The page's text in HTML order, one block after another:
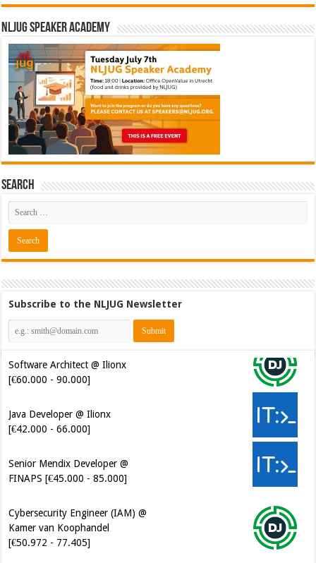
NLJUG Speaker Academy
Search
Subscribe to the NLJUG Newsletter
Software Architect @ Ilionx
[€60.000 - 90.000]
Java Developer @ Ilionx
[€42.000 - 66.000]
Senior Mendix Developer @
FINAPS [€45.000 - 85.000]
Cybersecurity Engineer (IAM) @
Kamer van Koophandel
[€50.972 - 77.405]